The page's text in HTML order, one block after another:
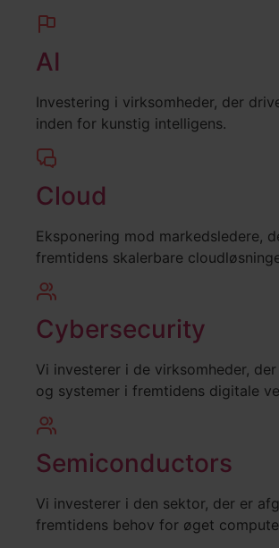
AI
Investering i virksomheder, der
inden for kunstig intelligens.
Cloud
Eksponering mod markedsledere,
fremtidens skalerbare
Cybersecurity
Vi investerer i de virksomheder,
og systemer i fremtidens digitale
Semiconductors
Vi investerer i den sektor, der er
fremtidens behov for øget